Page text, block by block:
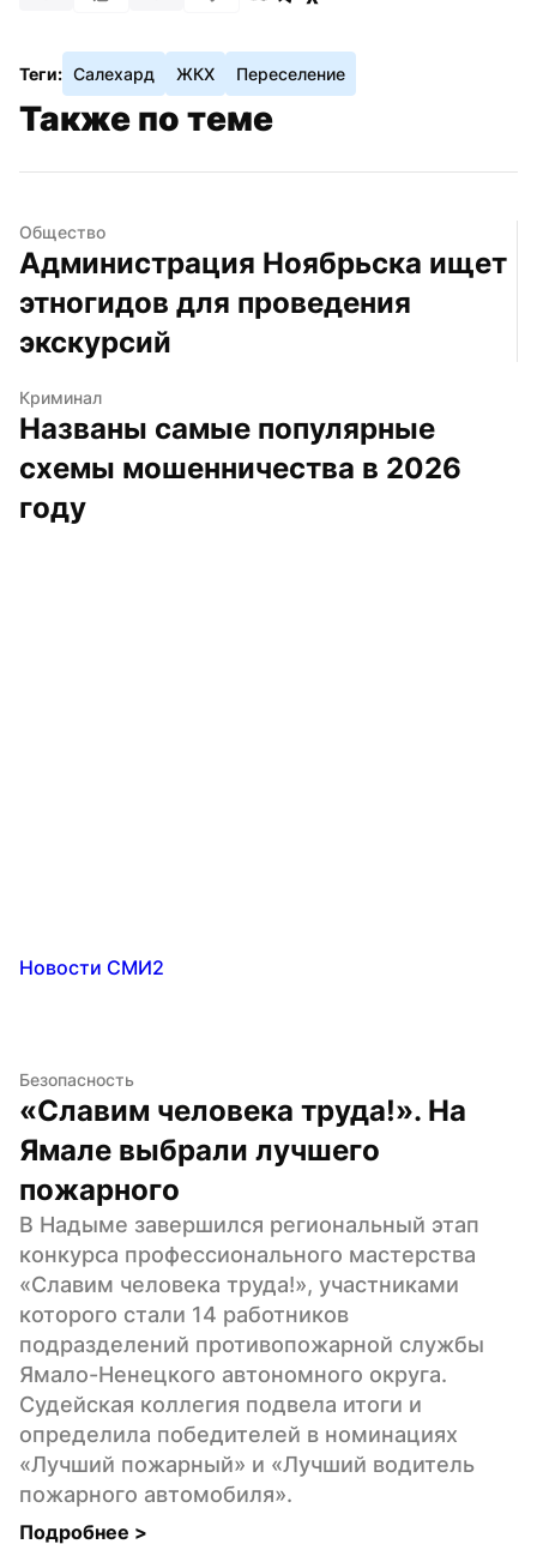
Теги: Салехард ЖКХ Переселение
Также по теме
Общество
Администрация Ноябрьска ищет
этногидов для проведения
экскурсий
Криминал
Названы самые популярные
схемы мошенничества в 2026
году
Новости СМИ2
Безопасность
«Славим человека труда!». На
Ямале выбрали лучшего
пожарного
В Надыме завершился региональный этап
конкурса профессионального мастерства
«Славим человека труда!», участниками
которого стали 14 работников
подразделений противопожарной службы
Ямало-Ненецкого автономного округа.
Судейская коллегия подвела итоги и
определила победителей в номинациях
«Лучший пожарный» и «Лучший водитель
пожарного автомобиля».
Подробнее >